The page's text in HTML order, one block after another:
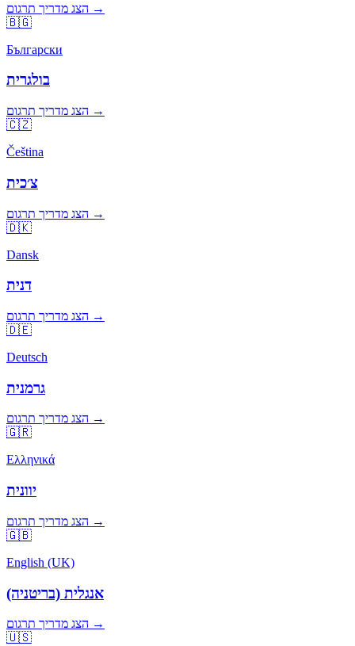
הצג מדריך תרגום →
🇧🇬
Български
בולגרית
הצג מדריך תרגום →
🇨🇿
Čeština
צ׳כית
הצג מדריך תרגום →
🇩🇰
Dansk
דנית
הצג מדריך תרגום →
🇩🇪
Deutsch
גרמנית
הצג מדריך תרגום →
🇬🇷
Ελληνικά
יוונית
הצג מדריך תרגום →
🇬🇧
English (UK)
אנגלית (בריטניה)
הצג מדריך תרגום →
🇺🇸